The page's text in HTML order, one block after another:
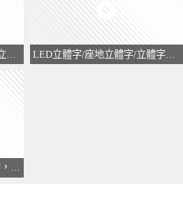
金屬座地立體字，座地立體字，大型立體字擺設